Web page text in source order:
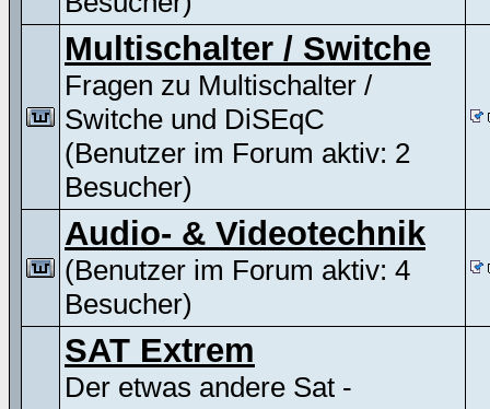
Multischalter / Switche
Fragen zu Multischalter /
Switche und DiSEqC
(Benutzer im Forum aktiv: 2
Besucher)
Audio- & Videotechnik
(Benutzer im Forum aktiv: 4
Besucher)
SAT Extrem
Der etwas andere Sat -